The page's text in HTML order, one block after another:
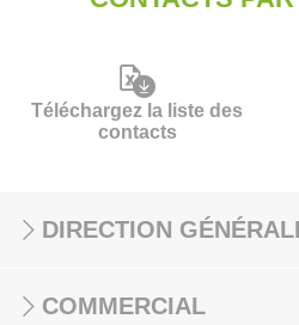
Téléchargez la liste des
contacts
DIRECTION
COMMERCIAL